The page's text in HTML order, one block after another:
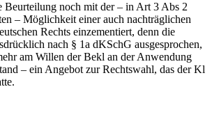
Beurteilung noch mit der – in Art 3 Abs 2
– Möglichkeit einer auch nachträglichen
Rechts einzementiert, denn die
nach § 1a dKSchG ausgesprochen,
am Willen der Bekl an der Anwendung
– ein Angebot zur Rechtswahl, das der Kl